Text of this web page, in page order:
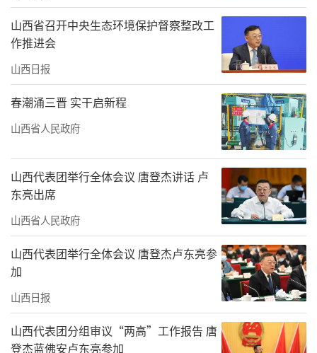
山西省召开中央生态环境保护督察整改工
作推进会
山西日报
春潮涌三晋 实干启新程
山西省人民政府
山西代表团举行全体会议 唐登杰讲话 卢
东亮出席
山西省人民政府
山西代表团举行全体会议 唐登杰卢东亮参
加
山西日报
山西代表团分组审议“两高”工作报告 唐
登杰蓝佛安卢东亮参加